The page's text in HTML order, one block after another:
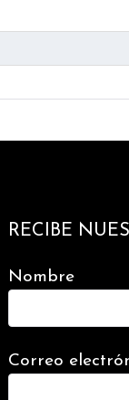
RECIBE
Nombre
Correo